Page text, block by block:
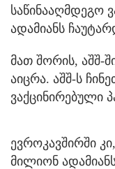
საწინააღმდეგო
ადამიანს
მათ შორის, აშშ-
აიცრა. აშშ-ს
ვაქცინირებული
ევროკავშირში
მილიონ